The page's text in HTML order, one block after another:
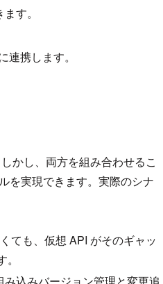
す。
携します。
かし、両方を組み合わせるこ
を実現できます。実際のシナ
ても、仮想 API がそのギャッ